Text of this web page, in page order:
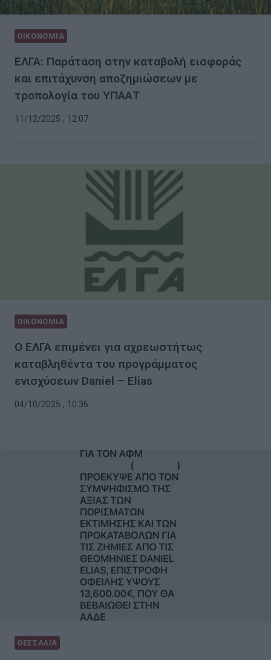
ΟΙΚΟΝΟΜΙΑ
ΕΛΓΑ: Παράταση στην καταβολή εισφοράς
και επιτάχυνση αποζημιώσεων με
τροπολογία του ΥΠΑΑΤ
11/12/2025 , 12:07
ΟΙΚΟΝΟΜΙΑ
Ο ΕΛΓΑ επιμένει για αχρεωστήτως
καταβληθέντα του προγράμματος
ενισχύσεων Daniel – Elias
04/10/2025 , 10:36
ΘΕΣΣΑΛΙΑ